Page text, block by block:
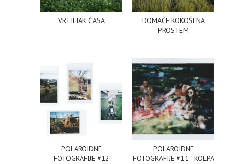
VRTILJAK ČASA
DOMAČE KOKOŠI NA
PROSTEM
POLAROIDNE
FOTOGRAFIJE #12
POLAROIDNE
FOTOGRAFIJE #11 - KOLPA